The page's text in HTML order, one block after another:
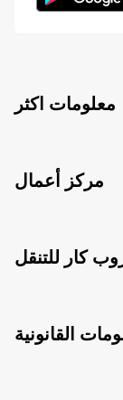
معلومات اكثر
مركز أعمال
كار للتنقل
القانونية